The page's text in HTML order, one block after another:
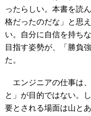
ったらしい。本書を読
格だったのだな」と思
い。自分に自信を持ち
目指す姿勢が、「勝負
た。
エンジニアの仕事は
と」が目的ではない。
要とされる場面は山と